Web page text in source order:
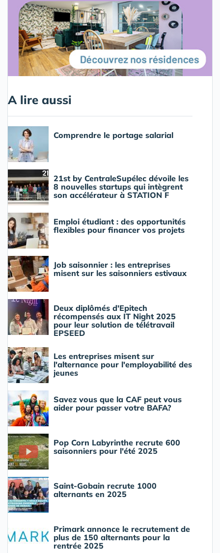
A lire aussi
Comprendre le portage salarial
21st by CentraleSupélec dévoile les
8 nouvelles startups qui intègrent
son accélérateur à STATION F
Emploi étudiant : des opportunités
flexibles pour financer vos projets
Job saisonnier : les entreprises
misent sur les saisonniers estivaux
Deux diplômés d'Epitech
récompensés aux IT Night 2025
pour leur solution de télétravail
EPSEED
Les entreprises misent sur
l'alternance pour l'employabilité des
jeunes
Savez vous que la CAF peut vous
aider pour passer votre BAFA?
Pop Corn Labyrinthe recrute 600
saisonniers pour l'été 2025
Saint-Gobain recrute 1000
alternants en 2025
Primark annonce le recrutement de
plus de 150 alternants pour la
rentrée 2025